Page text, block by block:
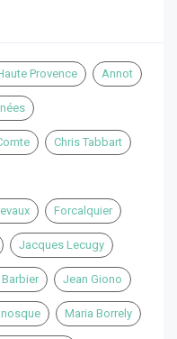
Provence Annot
Chris Tabbart
Forcalquier
Jacques Lecugy
Jean Giono
Maria Borrely